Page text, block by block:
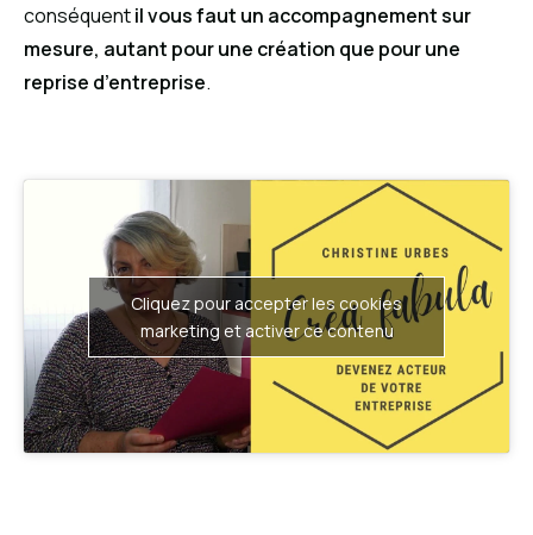
conséquentil vous faut un accompagnement sur
mesure, autant pour une création que pour une
reprise d’entreprise.
Cliquez pour accepter les cookies
marketing et activer ce contenu